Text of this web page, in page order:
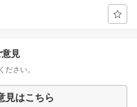
見
ださい。
見はこちら